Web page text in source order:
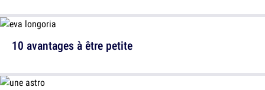
10 avantages à être petite